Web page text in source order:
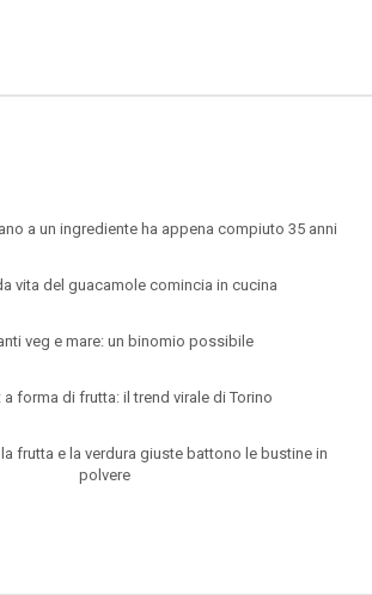
a un ingrediente ha appena compiuto 35 anni
vita del guacamole comincia in cucina
veg e mare: un binomio possibile
a forma di frutta: il trend virale di Torino
frutta e la verdura giuste battono le bustine in
polvere